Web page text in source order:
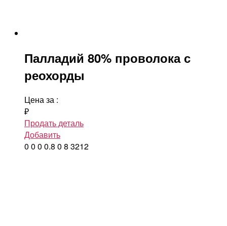
Палладий 80% проволока с
реохорды
Цена за :
₽
Продать деталь
Добавить
0 0 0 0.8 0 8 3212